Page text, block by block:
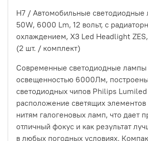
H7 / Автомобильные светодиодные
50W, 6000 Lm, 12 вольт, с
охлаждением, X3 Led Headlight
(2 шт. / комплект)
Современные светодиодные лампы
освещенностью 6000Лм,
светодиодных чипов Philips Lumiled
расположение светящих элементов
нитям галогеновых ламп, что дает
отличный фокус и как результат
в любых погодных условиях.